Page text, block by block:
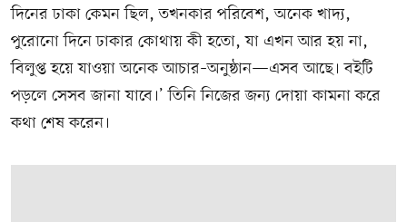
দিনের ঢাকা কেমন ছিল, তখনকার পরিবেশ, অনেক খাদ্য,
পুরোনো দিনে ঢাকার কোথায় কী হতো, যা এখন আর হয় না,
বিলুপ্ত হয়ে যাওয়া অনেক আচার–অনুষ্ঠান—এসব আছে। বইটি
পড়লে সেসব জানা যাবে।’ তিনি নিজের জন্য দোয়া কামনা করে
কথা শেষ করেন।